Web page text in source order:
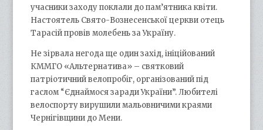
учасники заходу поклали до пам’ятника квіти.
Настоятель Свято-Вознесенської церкви отець
Тарасій провів молебень за Україну.
Не зірвала негода ще один захід, ініційований
КММГО «Альтернатива» – святковий
патріотичний велопробіг, організований під
гаслом “Єднаймося заради України”. Любителі
велоспорту вирушили мальовничими краями
Чернігівщини до Мени.